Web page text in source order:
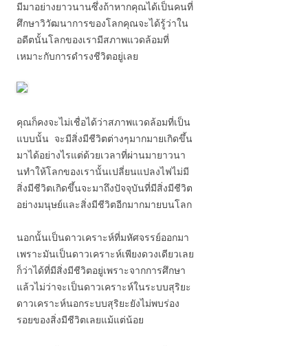
มีมาอย่างยาวนานซึ่งถ้าหากคุณได้เป็นคนที่
ศึกษาวิวัฒนาการของโลกคุณจะได้รู้ว่าใน
อดีตนั้นโลกของเรามีสภาพแวดล้อมที่
เหมาะกับการดำรงชีวิตอยู่เลย
คุณก็คงจะไม่เชื่อได้ว่าสภาพแวดล้อมที่เป็น
แบบนั้น จะมีสิ่งมีชีวิตต่างๆมากมายเกิดขึ้น
มาได้อย่างไรแต่ด้วยเวลาที่ผ่านมายาวนา
นทำให้โลกของเรานั้นเปลี่ยนแปลงไฟไม่มี
สิ่งมีชีวิตเกิดขึ้นจะมาถึงปัจจุบันที่มีสิ่งมีชีวิต
อย่างมนุษย์และสิ่งมีชีวิตอีกมากมายบนโลก
นอกนั้นเป็นดาวเคราะห์ที่มหัศจรรย์ออกมา
เพราะมันเป็นดาวเคราะห์เพียงดวงเดียวเลย
ก็ว่าได้ที่มีสิ่งมีชีวิตอยู่เพราะจากการศึกษา
แล้วไม่ว่าจะเป็นดาวเคราะห์ในระบบสุริยะ
ดาวเคราะห์นอกระบบสุริยะยังไม่พบร่อง
รอยของสิ่งมีชีวิตเลยแม้แต่น้อย